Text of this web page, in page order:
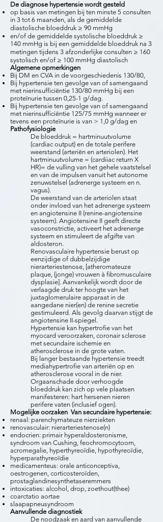
De diagnose hypertensie wordt gesteld
op basis van metingen bij ten minste 5 consulten
in 3 tot 6 maanden, als de gemiddelde
diastolische bloeddruk ≥ 90 mmHg
en/of de gemiddelde systolische bloeddruk ≥
140 mmHg is bij een gemiddelde bloeddruk na 3
metingen tijdens 3 afzonderlijke consulten ≥ 160
systolisch en/of ≥ 100 mmHg diastolisch
Algemene opmerkingen
Bij DM en CVA in de voorgeschiedenis 130/80,
Bij hypertensie ten gevolge van of samengaand
met nierinsufficiëntie 130/80 mmHg bij een
proteïnurie tussen 0,25-1 g/dag.
Bij hypertensie ten gevolge van of samengaand
met nierinsufficiëntie 125/75 mmHg wanneer er
tevens een proteïnurie is van > 1,0 g/dag en
Pathofysiologie
De bloeddruk = hartminuutvolume
(cardiac output) en de totale perifere
weerstand (arteriën en arteriolen). Het
hartminuutvolume = (cardiiac return X
HR)= de vulling van het gehele vaatstelsel
en van de impulsen vanuit het autonome
zenuwstelsel (adrenerge systeem en n.
vagus).
De weerstand van de arteriolen staat
onder invloed van het adrenerge systeem
en angiotensine II (renine-angiotensine
systeem). Angiotensine II geeft directe
vasoconstrictie, activeert het adrenerge
systeem en stimuleert de afgifte van
aldosteron.
Renovasculaire hypertensie berust op
eenzijdige of dubbelzijdige
nierarteriestenose, [atheromateuze
plaque, (jonge) vrouwen à fibromusculaire
dysplasie]. Aanvankelijk wordt door de
verlaagde druk ter hoogte van het
juxtaglomerulaire apparaat in de
aangedane nier(en) de renine secretie
gestimuleerd. Als gevolg daarvan stijgt de
angiotensine II-spiegel.
Hypertensie kan hypertrofie van het
myocard veroorzaken, coronair sclerose
met secundaire ischemie en
atherosclerose in de grote vaten.
Bij langer bestaande hypertensie treedt
mediahypertrofie van arteriën op en
atherosclerose vooral in de nier.
Orgaanschade door verhoogde
bloeddruk kan zich op vele plaatsen
manifesteren: hart hersenen nieren
perifere vaten (inclusief ogen).
Mogelijke oorzaken Van secundaire hypertensie:
renaal: parenchymateuze nierziekten
renovasculair: nierarteriestenose(n)
endocrien: primair hyperaldosteronisme,
syndroom van Cushing, feochromocytoom,
acromegalie, hyperthyreoïdie, hypothyreoïdie,
hyperparathyreoïdie
medicamenteus: orale anticonceptiva,
oestrogenen, corticosteroïden,
prostaglandinesynthetaseremmers
intoxicaties: alcohol, drop, zoethout(thee)
coarctatio aortae
slaapapneusyndroom
Aanvullende diagnostiek
De noodzaak en aard van aanvullende